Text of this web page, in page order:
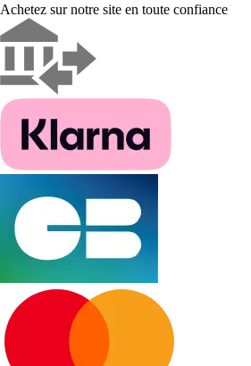
Achetez sur notre site en toute confiance